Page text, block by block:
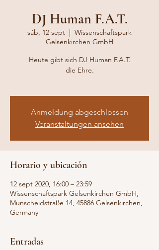
DJ Human F.A.T.
sáb, 12 sept
  |
Wissenschaftspark
Gelsenkirchen GmbH
Heute gibt sich DJ Human F.A.T.
die Ehre.
Anmeldung abgeschlossen
Veranstaltungen ansehen
Horario y ubicación
12 sept 2020, 16:00 – 23:59
Wissenschaftspark Gelsenkirchen GmbH,
Munscheidstraße 14, 45886 Gelsenkirchen,
Germany
Entradas